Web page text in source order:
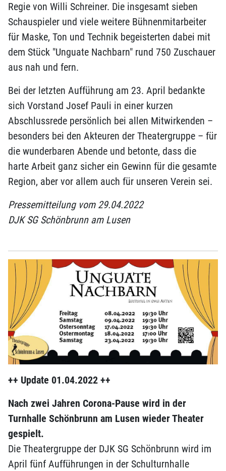
Regie von Willi Schreiner. Die insgesamt sieben
Schauspieler und viele weitere Bühnenmitarbeiter
für Maske, Ton und Technik begeisterten dabei mit
dem Stück "Unguate Nachbarn" rund 750 Zuschauer
aus nah und fern.
Bei der letzten Aufführung am 23. April bedankte
sich Vorstand Josef Pauli in einer kurzen
Abschlussrede persönlich bei allen Mitwirkenden –
besonders bei den Akteuren der Theatergruppe – für
die wunderbaren Abende und betonte, dass die
harte Arbeit ganz sicher ein Gewinn für die gesamte
Region, aber vor allem auch für unseren Verein sei.
Pressemitteilung vom 29.04.2022
DJK SG Schönbrunn am Lusen
++ Update 01.04.2022 ++
Nach zwei Jahren Corona-Pause wird in der
Turnhalle Schönbrunn am Lusen wieder Theater
gespielt.
Die Theatergruppe der DJK SG Schönbrunn wird im
April fünf Aufführungen in der Schulturnhalle